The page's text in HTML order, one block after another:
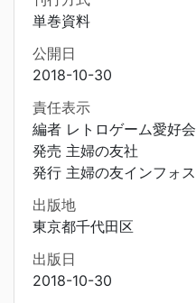
単巻資料
公開日
2018-10-30
責任表示
編者 レトロゲーム愛好会
発売 主婦の友社
発行 主婦の友インフォス
出版地
東京都千代田区
出版日
2018-10-30